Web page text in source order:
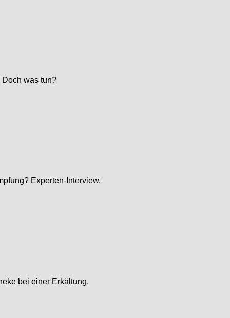
Doch was tun?
Experten-Interview.
bei einer Erkältung.